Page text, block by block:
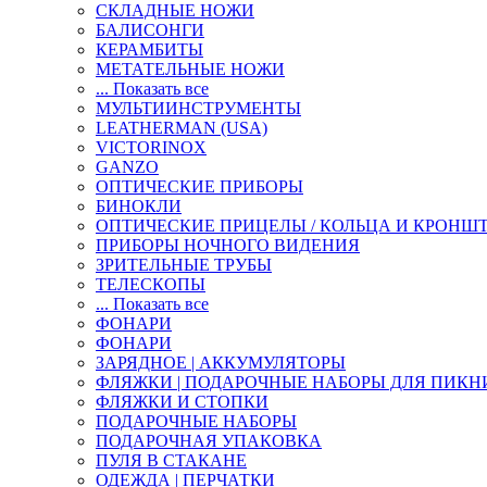
СКЛАДНЫЕ НОЖИ
БАЛИСОНГИ
КЕРАМБИТЫ
МЕТАТЕЛЬНЫЕ НОЖИ
... Показать все
МУЛЬТИИНСТРУМЕНТЫ
LEATHERMAN (USA)
VICTORINOX
GANZO
ОПТИЧЕСКИЕ ПРИБОРЫ
БИНОКЛИ
ОПТИЧЕСКИЕ ПРИЦЕЛЫ / КОЛЬЦА И
ПРИБОРЫ НОЧНОГО ВИДЕНИЯ
ЗРИТЕЛЬНЫЕ ТРУБЫ
ТЕЛЕСКОПЫ
... Показать все
ФОНАРИ
ФОНАРИ
ЗАРЯДНОЕ | АККУМУЛЯТОРЫ
ФЛЯЖКИ | ПОДАРОЧНЫЕ НАБОРЫ ДЛЯ
ФЛЯЖКИ И СТОПКИ
ПОДАРОЧНЫЕ НАБОРЫ
ПОДАРОЧНАЯ УПАКОВКА
ПУЛЯ В СТАКАНЕ
ОДЕЖДА | ПЕРЧАТКИ